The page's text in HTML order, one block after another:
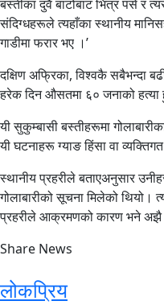
बस्तीका दुवै बाटोबाट भित्र पसे र
संदिग्धहरूले त्यहाँका स्थानीय
गाडीमा फरार भए ।’
दक्षिण अफ्रिका, विश्वकै सबैभन्दा
हरेक दिन औसतमा ६० जनाको हत्या
यी सुकुम्बासी बस्तीहरूमा
यी घटनाहरू ग्याङ हिंसा वा
स्थानीय प्रहरीले बताएअनुसार
गोलाबारीको सूचना मिलेको थियो।
प्रहरीले आक्रमणको कारण भने अझै
Share News
लोकप्रिय